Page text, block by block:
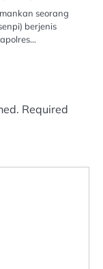
seorang
berjenis
Required